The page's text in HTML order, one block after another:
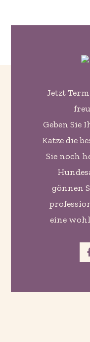
Jetzt
Geben Sie
Katze die
Sie noch
gönnen
eine